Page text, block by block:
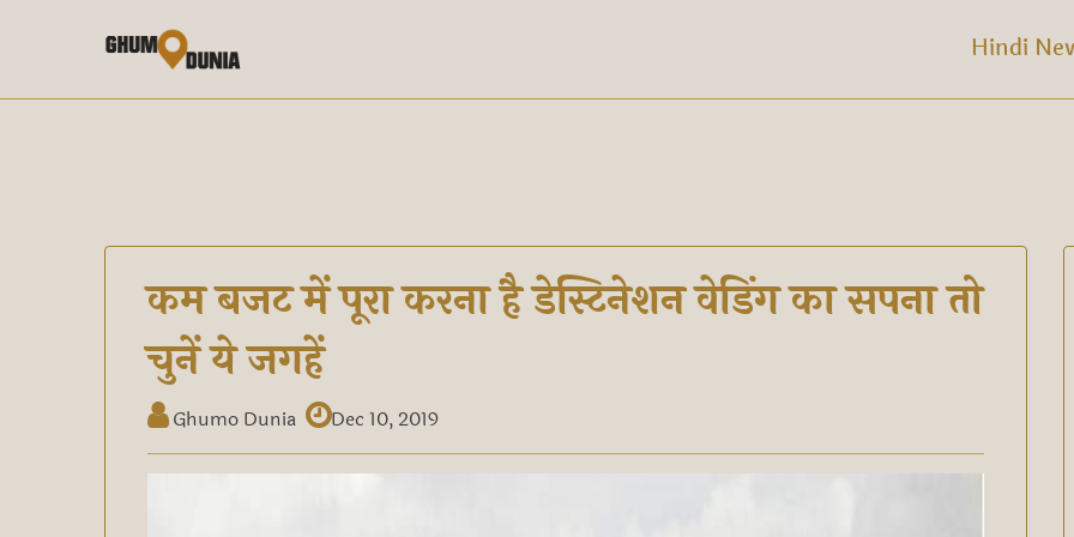
Hindi
कम बजट में पूरा करना है डेस्टिनेशन वेडिंग का सपना तो
चुनें ये जगहें
Ghumo Dunia Dec 10, 2019